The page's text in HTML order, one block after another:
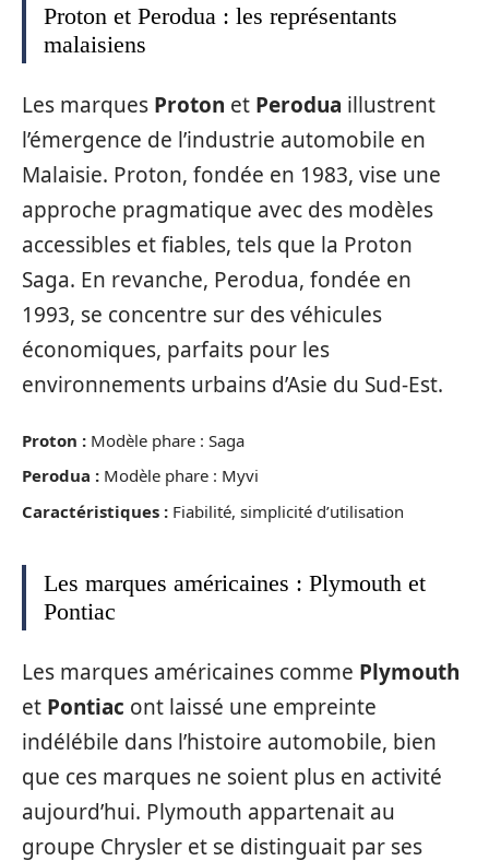
Proton et Perodua : les représentants
malaisiens
Les marques Proton et Perodua illustrent
l’émergence de l’industrie automobile en
Malaisie. Proton, fondée en 1983, vise une
approche pragmatique avec des modèles
accessibles et fiables, tels que la Proton
Saga. En revanche, Perodua, fondée en
1993, se concentre sur des véhicules
économiques, parfaits pour les
environnements urbains d’Asie du Sud-Est.
Proton : Modèle phare : Saga
Perodua : Modèle phare : Myvi
Caractéristiques : Fiabilité, simplicité d’utilisation
Les marques américaines : Plymouth et
Pontiac
Les marques américaines comme Plymouth
et Pontiac ont laissé une empreinte
indélébile dans l’histoire automobile, bien
que ces marques ne soient plus en activité
aujourd’hui. Plymouth appartenait au
groupe Chrysler et se distinguait par ses